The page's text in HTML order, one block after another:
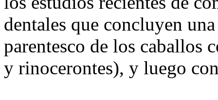
dentales que concluyen
parentesco de los caballos
y rinocerontes), y luego